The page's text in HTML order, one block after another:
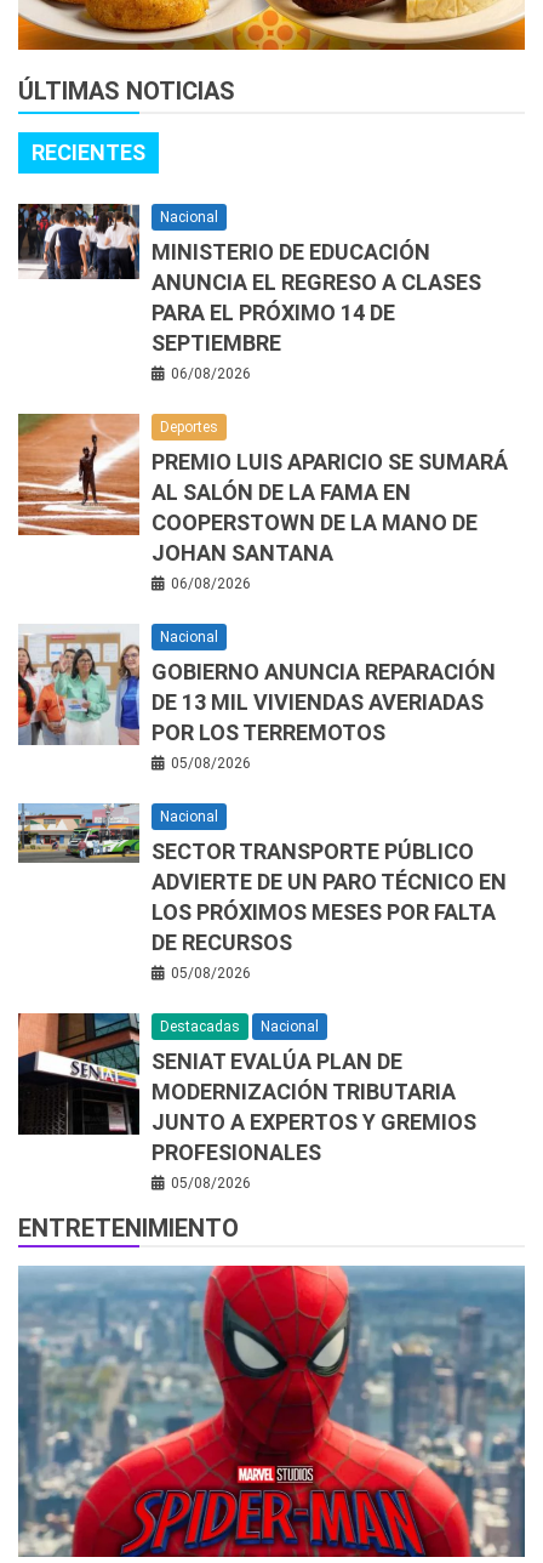
ÚLTIMAS NOTICIAS
RECIENTES
Nacional
MINISTERIO DE EDUCACIÓN
ANUNCIA EL REGRESO A CLASES
PARA EL PRÓXIMO 14 DE
SEPTIEMBRE
06/08/2026
Deportes
PREMIO LUIS APARICIO SE SUMARÁ
AL SALÓN DE LA FAMA EN
COOPERSTOWN DE LA MANO DE
JOHAN SANTANA
06/08/2026
Nacional
GOBIERNO ANUNCIA REPARACIÓN
DE 13 MIL VIVIENDAS AVERIADAS
POR LOS TERREMOTOS
05/08/2026
Nacional
SECTOR TRANSPORTE PÚBLICO
ADVIERTE DE UN PARO TÉCNICO EN
LOS PRÓXIMOS MESES POR FALTA
DE RECURSOS
05/08/2026
Destacadas Nacional
SENIAT EVALÚA PLAN DE
MODERNIZACIÓN TRIBUTARIA
JUNTO A EXPERTOS Y GREMIOS
PROFESIONALES
05/08/2026
ENTRETENIMIENTO